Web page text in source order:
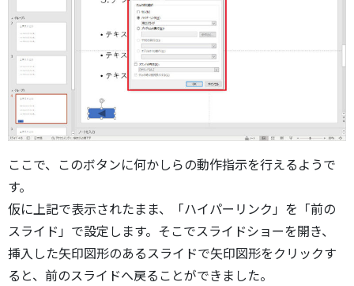
ここで、このボタンに何かしらの動作指示を行えるようで
す。
仮に上記で表示されたまま、「ハイパーリンク」を「前の
スライド」で設定します。そこでスライドショーを開き、
挿入した矢印図形のあるスライドで矢印図形をクリックす
ると、前のスライドへ戻ることができました。